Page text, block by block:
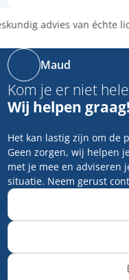
advies van échte
Maud
Kom je er niet
Wij helpen graag!
Het kan lastig zijn om de
Geen zorgen, wij helpen
met je mee en adviseren
situatie. Neem gerust